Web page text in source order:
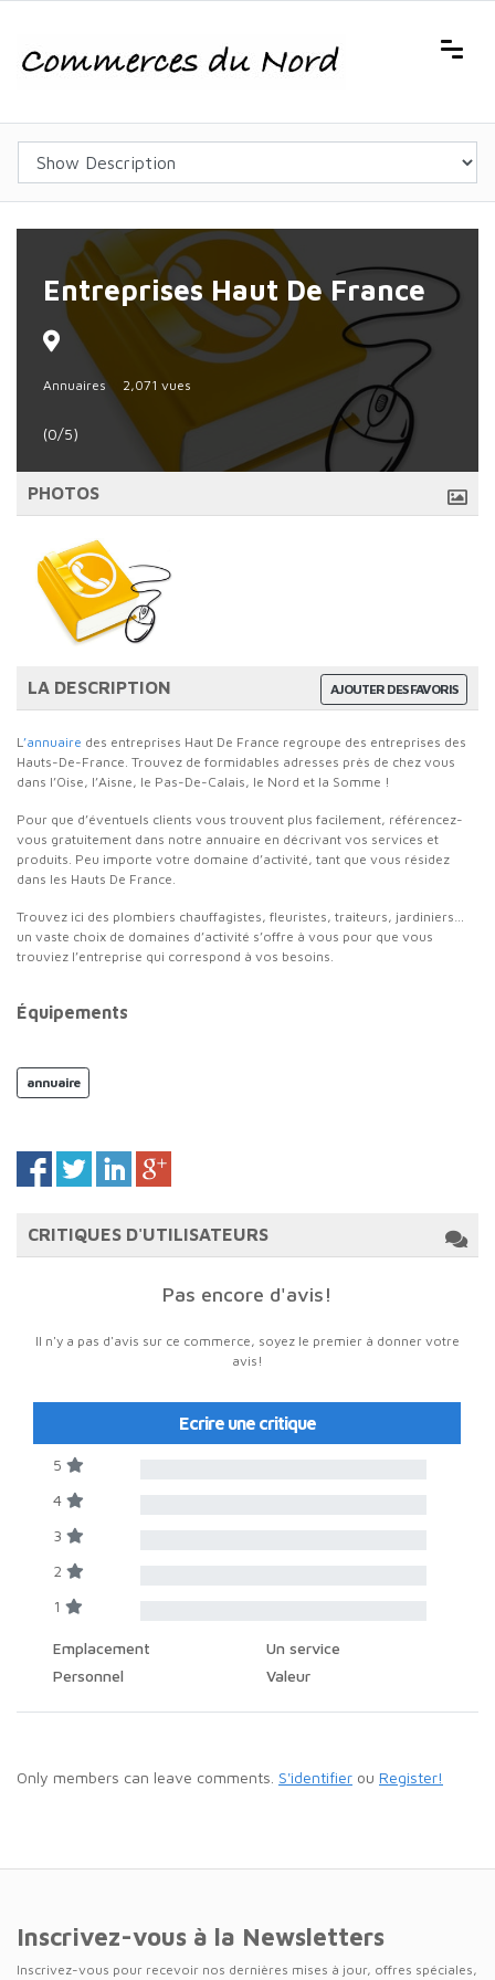
Entreprises Haut De France
Annuaires 2,071 vues
(0/5)
PHOTOS
AJOUTER DES FAVORIS
LA DESCRIPTION
L’annuaire des entreprises Haut De France regroupe des entreprises des
Hauts-De-France. Trouvez de formidables adresses près de chez vous
dans l’Oise, l’Aisne, le Pas-De-Calais, le Nord et la Somme !
Pour que d’éventuels clients vous trouvent plus facilement, référencez-
vous gratuitement dans notre annuaire en décrivant vos services et
produits. Peu importe votre domaine d’activité, tant que vous résidez
dans les Hauts De France.
Trouvez ici des plombiers chauffagistes, fleuristes, traiteurs, jardiniers…
un vaste choix de domaines d’activité s’offre à vous pour que vous
trouviez l’entreprise qui correspond à vos besoins.
Équipements
annuaire
CRITIQUES D'UTILISATEURS
Pas encore d'avis!
Il n'y a pas d'avis sur ce commerce, soyez le premier à donner votre
avis!
Ecrire une critique
5
4
3
2
1
Emplacement
Un service
Personnel
Valeur
Only members can leave comments. S'identifier ou Register!
Inscrivez-vous à la Newsletters
Inscrivez-vous pour recevoir nos dernières mises à jour, offres spéciales,